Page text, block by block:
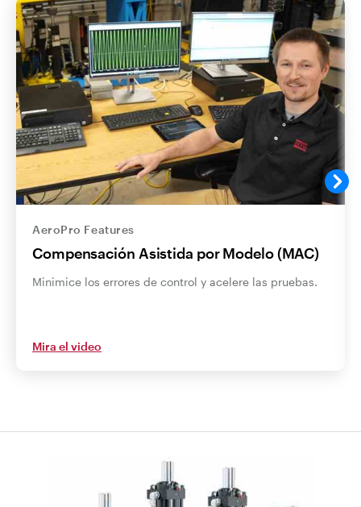
AeroPro Features
Compensación Asistida por Modelo (MAC)
Minimice los errores de control y acelere las pruebas.
Mira el video